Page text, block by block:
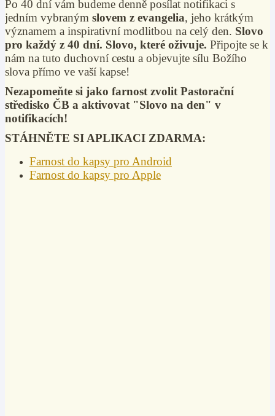
Po 40 dní vám budeme denně posílat notifikaci s
jedním vybraným slovem z evangelia, jeho krátkým
významem a inspirativní modlitbou na celý den. Slovo
pro každý z 40 dní. Slovo, které oživuje. Připojte se k
nám na tuto duchovní cestu a objevujte sílu Božího
slova přímo ve vaší kapse!
Nezapomeňte si jako farnost zvolit Pastorační
středisko ČB a aktivovat "Slovo na den" v
notifikacích!
STÁHNĚTE SI APLIKACI ZDARMA:
Farnost do kapsy pro Android
Farnost do kapsy pro Apple